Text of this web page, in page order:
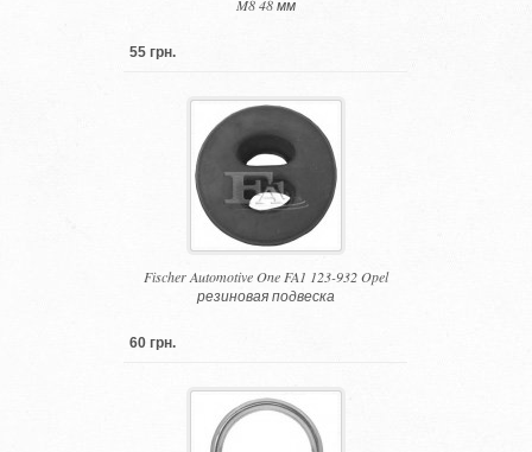
M8 48 мм
55 грн.
Fischer Automotive One FA1 123-932 Opel
резиновая подвеска
60 грн.